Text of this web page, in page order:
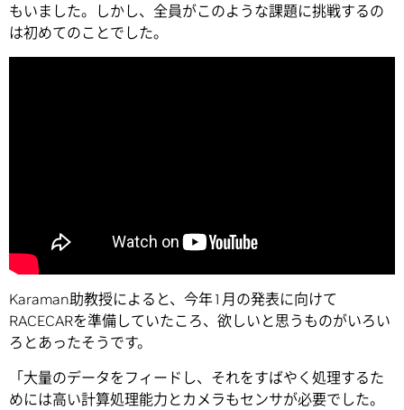
もいました。しかし、全員がこのような課題に挑戦するの
は初めてのことでした。
Karaman助教授によると、今年1月の発表に向けて
RACECARを準備していたころ、欲しいと思うものがいろい
ろとあったそうです。
「大量のデータをフィードし、それをすばやく処理するた
めには高い計算処理能力とカメラもセンサが必要でした。